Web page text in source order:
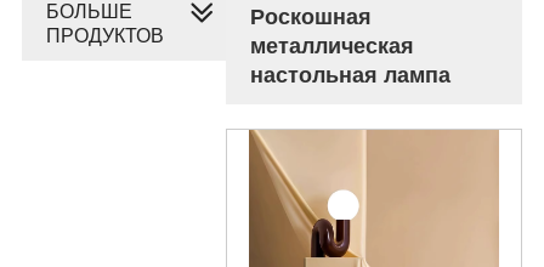
Роскошная
металлическая
настольная лампа
БОЛЬШЕ
ПРОДУКТОВ